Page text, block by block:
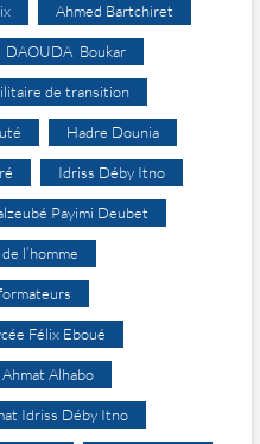
Ahmed Bartchiret
DAOUDA Boukar
de transition
Hadre Dounia
Idriss Déby Itno
Payimi Deubet
l’homme
Félix Eboué
Alhabo
Idriss Déby Itno